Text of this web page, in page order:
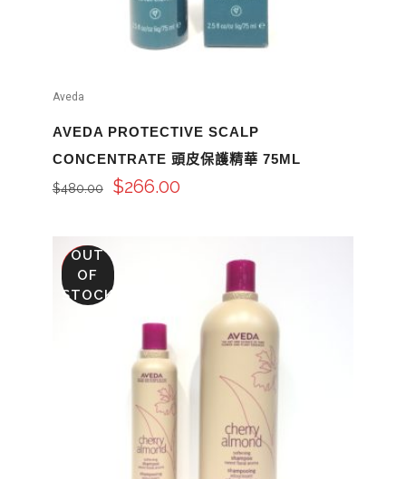
Aveda
AVEDA PROTECTIVE SCALP
CONCENTRATE 頭皮保護精華 75ML
$480.00 $266.00
SALE
OUT
OF
STOCK